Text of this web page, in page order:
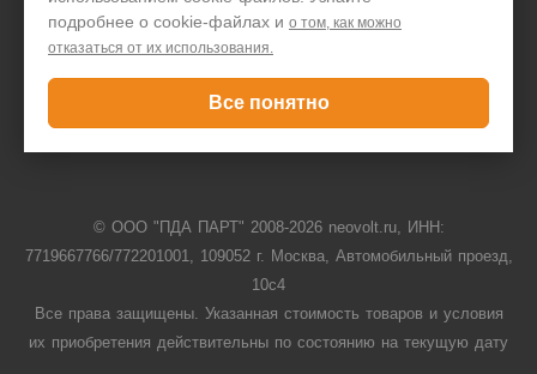
подробнее о cookie-файлах и о том, как можно
отказаться от их использования.
Все понятно
Задать вопрос
+7 495 646 1257
© ООО "ПДА ПАРТ" 2008-2026neovolt.ru, ИНН:
7719667766/772201001, 109052 г. Москва, Автомобильный проезд,
10с4
Все права защищены. Указанная стоимость товаров и условия
их приобретения действительны по состоянию на текущую дату